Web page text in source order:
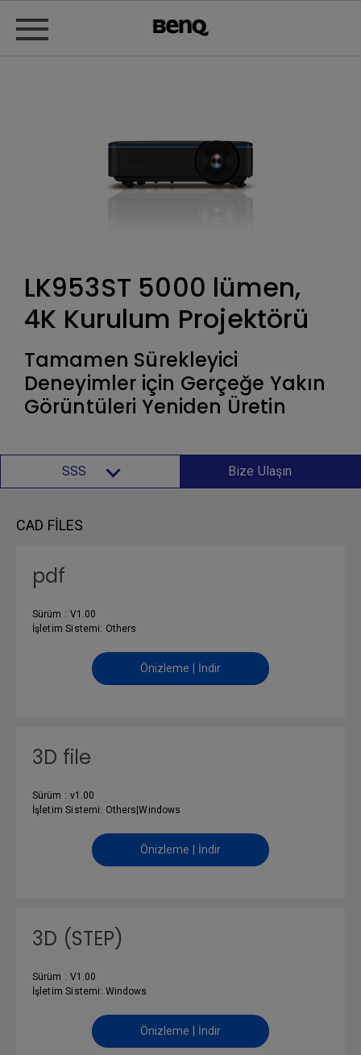
LK953ST 5000 lümen,
4K Kurulum Projektörü
Tamamen Sürekleyici
Deneyimler için Gerçeğe Yakın
Görüntüleri Yeniden Üretin
SSS Bize Ulaşın
CAD FILES
pdf
Sürüm : V1.00
İşletim Sistemi: Others
Önizleme | İndir
3D file
Sürüm : v1.00
İşletim Sistemi: Others|Windows
Önizleme | İndir
3D (STEP)
Sürüm : V1.00
İşletim Sistemi: Windows
Önizleme | İndir